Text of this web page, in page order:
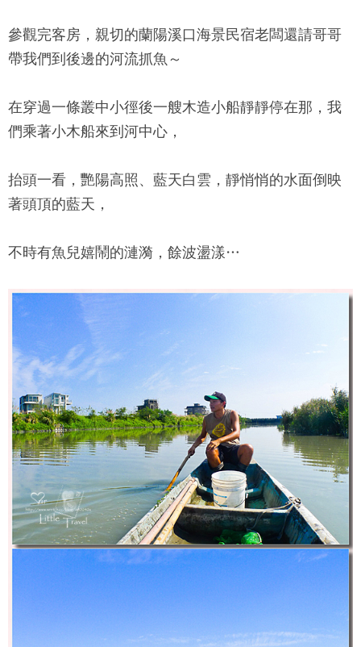
參觀完客房，親切的蘭陽溪口海景民宿老闆還請哥哥
帶我們到後邊的河流抓魚～
在穿過一條叢中小徑後一艘木造小船靜靜停在那，我
們乘著小木船來到河中心，
抬頭一看，艷陽高照、藍天白雲，靜悄悄的水面倒映
著頭頂的藍天，
不時有魚兒嬉鬧的漣漪，餘波盪漾…